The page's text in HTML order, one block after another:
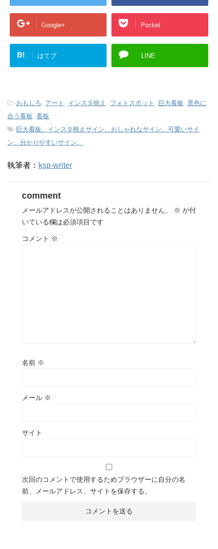
Google+ Pocket
B! はてブ LINE
-おもしろ, アート , インスタ映え , フォトスポット , 巨大看板, 景色に
合う看板, 看板
-巨大看板、インスタ映えサイン、おしゃれなサイン、可愛いサイ
ン、分かりやすいサイン、
執筆者： ksp-writer
comment
メールアドレスが公開されることはありません。 ※ が付
いている欄は必須項目です
コメント ※
名前 ※
メール ※
サイト
次回のコメントで使用するためブラウザーに自分の名
前、メールアドレス、サイトを保存する。